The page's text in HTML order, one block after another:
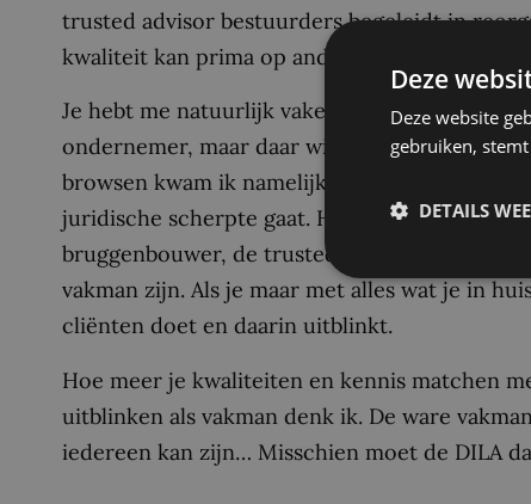
trusted advisor bestuurders begeleidt in
kwaliteit kan prima op andere vlakken liggen
Je hebt me natuurlijk vaker iets in deze trant
ondernemer, maar daar wil ik dus iets aan
browsen kwam ik namelijk tot het inzicht dat
juridische scherpte gaat. Het kan net zo goed
bruggenbouwer, de trusted advisor, de
vakman zijn. Als je maar met alles wat je in
cliënten doet en daarin uitblinkt.
Hoe meer je kwaliteiten en kennis matchen
uitblinken als vakman denk ik. De ware
iedereen kan zijn… Misschien moet de DILA
Deze
Deze website
gebruiken,
DETAILS